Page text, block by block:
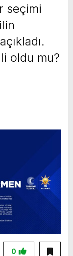
seçimi
oldu mu?
0